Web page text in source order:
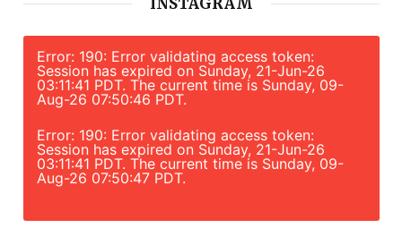
Error: 190: Error validating access token:
Session has expired on Sunday, 21-Jun-26
03:11:41 PDT. The current time is Sunday, 09-
Aug-26 07:50:46 PDT.
Error: 190: Error validating access token:
Session has expired on Sunday, 21-Jun-26
03:11:41 PDT. The current time is Sunday, 09-
Aug-26 07:50:47 PDT.